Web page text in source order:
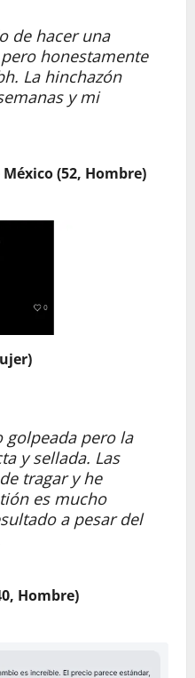
de hacer una
honestamente
La hinchazón
y mi
(52, Hombre)
golpeada pero la
y sellada. Las
tragar y he
es mucho
a pesar del
Hombre)